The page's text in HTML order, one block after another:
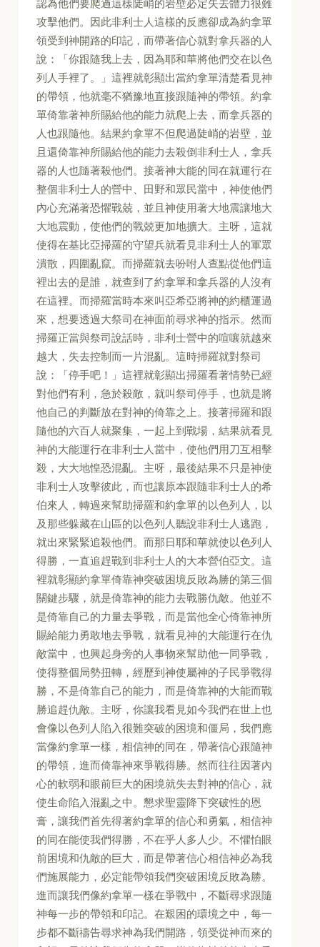
認為他們要爬過這樣陡峭的岩壁必定失去體力很難
攻擊他們。因此非利士人這樣的反應卻成為約拿單
領受到神開路的印記，而帶著信心就對拿兵器的人
說：「你跟隨我上去，因為耶和華將他們交在以色
列人手裡了。」這裡就彰顯出當約拿單清楚看見神
的帶領，他就毫不猶豫地直接跟隨神的帶領。約拿
單倚靠著神所賜給他的能力就爬上去，而拿兵器的
人也跟隨他。結果約拿單不但爬過陡峭的岩壁，並
且還倚靠神所賜給他的能力去殺倒非利士人，拿兵
器的人也隨著殺他們。接著神大能的同在就運行在
整個非利士人的營中、田野和眾民當中，神使他們
內心充滿著恐懼戰兢，並且神使用著大地震讓地大
大地震動，使他們的戰兢更加地擴大。主呀，這就
使得在基比亞掃羅的守望兵就看見非利士人的軍眾
潰散，四圍亂竄。而掃羅就去吩咐人查點從他們這
裡出去的是誰，就查到了約拿單和拿兵器的人沒有
在這裡。而掃羅當時本來叫亞希亞將神的約櫃運過
來，想要透過大祭司在神面前尋求神的指示。然而
掃羅正當與祭司說話時，非利士營中的喧嚷就越來
越大，失去控制而一片混亂。這時掃羅就對祭司
說：「停手吧！」這裡就彰顯出掃羅看著情勢已經
對他們有利，急於殺敵，就叫祭司停手，也就是將
他自己的判斷放在對神的倚靠之上。接著掃羅和跟
隨他的六百人就聚集，一起上到戰場，結果就看見
神的大能運行在非利士人當中，使他們用刀互相擊
殺，大大地惶恐混亂。主呀，最後結果不只是神使
非利士人攻擊彼此，而也讓原本跟隨非利士人的希
伯來人，轉過來幫助掃羅和約拿單的以色列人，以
及那些躲藏在山區的以色列人聽說非利士人逃跑，
就出來緊緊追殺他們。而那日耶和華就使以色列人
得勝，一直追趕戰到非利士人的大本營伯亞文。這
裡就彰顯約拿單倚靠神突破困境反敗為勝的第三個
關鍵步驟，就是倚靠神的能力去戰勝仇敵。他並不
是倚靠自己的力量去爭戰，而是當他全心倚靠神所
賜給能力勇敢地去爭戰，就看見神的大能運行在仇
敵當中，也興起身旁的人事物來幫助他一同爭戰，
使得整個局勢扭轉，經歷到神使屬神的子民爭戰得
勝，不是倚靠自己的能力，而是倚靠神的大能而戰
勝追趕仇敵。主呀，你讓我看見如今我們在世上也
會像以色列人陷入很難突破的困境和僵局，我們應
當像約拿單一樣，相信神的同在，帶著信心跟隨神
的帶領，進而倚靠神來爭戰得勝。然而往往因著內
心的軟弱和眼前巨大的困境就失去對神的信心，就
使生命陷入混亂之中。懇求聖靈降下突破性的恩
膏，讓我們首先得著約拿單的信心和勇氣，相信神
的同在能使我們得勝，不在乎人多人少。不懼怕眼
前困境和仇敵的巨大，而是帶著信心相信神必為我
們施展能力，必定能帶領我們突破困境反敗為勝。
進而讓我們像約拿單一樣在爭戰中，不斷尋求跟隨
神每一步的帶領和印記。在艱困的環境之中，每一
步都不斷禱告尋求神為我們開路，領受從神而來的